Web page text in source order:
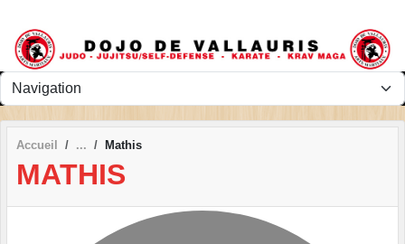
Accueil Mathis
MATHIS